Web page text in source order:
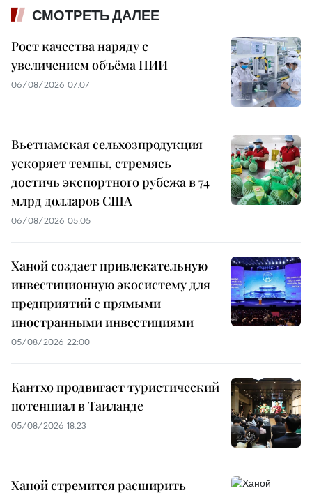
СМОТРЕТЬ ДАЛЕЕ
Рост качества наряду с
увеличением объёма ПИИ
06/08/2026 07:07
Вьетнамская сельхозпродукция
ускоряет темпы, стремясь
достичь экспортного рубежа в 74
млрд долларов США
06/08/2026 05:05
Ханой создает привлекательную
инвестиционную экосистему для
предприятий с прямыми
иностранными инвестициями
05/08/2026 22:00
Кантхо продвигает туристический
потенциал в Таиланде
05/08/2026 18:23
Ханой стремится расширить